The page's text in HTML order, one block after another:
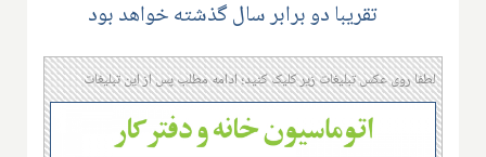
تقریبا دو برابر سال گذشته خواهد بود
لطفا روی عکس تبلیغات زیر کلیک کنید؛ ادامه مطلب پس از این تبلیغات